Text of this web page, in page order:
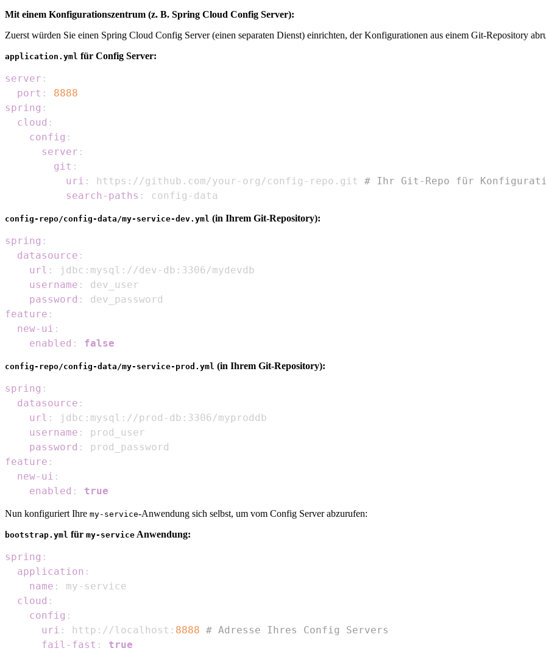
Mit einem Konfigurationszentrum (z. B. Spring Cloud Config Server):
Zuerst würden Sie einen Spring Cloud Config Server (einen separaten Dienst) einrichten, der Konfigurationen aus einem Git-Repository
application.yml für Config Server:
server :
port :
8888
spring :
cloud :
config :
server :
git :
uri : https : //github.com/your - org/config - repo.git # Ihr Git-Repo für
search-paths : config - data
config-repo/config-data/my-service-dev.yml (in Ihrem Git-Repository):
spring :
datasource :
url : jdbc : mysql : //dev - db :
username :
password :
feature :
new-ui :
enabled : false
config-repo/config-data/my-service-prod.yml (in Ihrem Git-Repository):
spring :
datasource :
url : jdbc : mysql : //prod - db :
username :
password :
feature :
new-ui :
enabled : true
Nun konfiguriert Ihre my-service-Anwendung sich selbst, um vom Config Server abzurufen:
bootstrap.yml für my-service Anwendung:
spring :
application :
name : my -
cloud :
config :
uri : http : //localhost : 8888 # Adresse Ihres Config Servers
fail-fast : true